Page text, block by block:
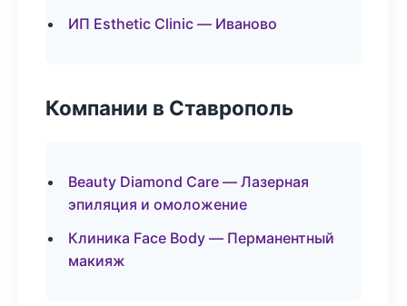
ИП Esthetic Clinic — Иваново
Компании в Ставрополь
Beauty Diamond Care — Лазерная
эпиляция и омоложение
Клиника Face Body — Перманентный
макияж